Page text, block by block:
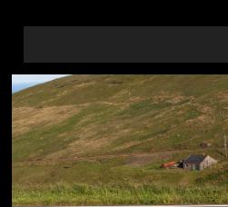
Jön még